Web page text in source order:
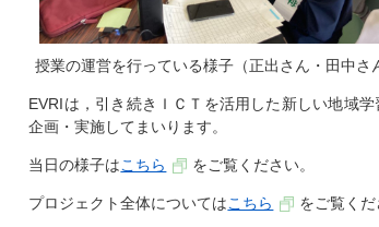
授業の運営を行っている様子（正出さん・田中さ
EVRIは，引き続きＩＣＴを活用した新しい地域
企画・実施してまいります。
当日の様子はこちら をご覧ください。
プロジェクト全体についてはこちら をご覧くだ